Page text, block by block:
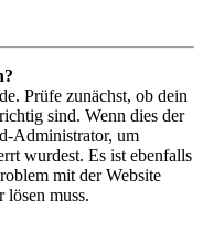
Prüfe zunächst, ob dein
sind. Wenn dies der
Administrator, um
wurdest. Es ist ebenfalls
mit der Website
muss.